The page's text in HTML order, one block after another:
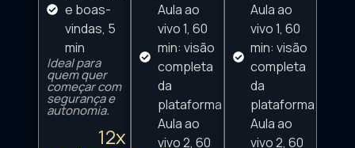
e boas-
vindas, 5
min
Ideal para
quem quer
começar com
segurança e
autonomia.
12x
Aula ao
vivo 1, 60
min: visão
completa
da
plataforma
Aula ao
vivo 2, 60
Aula ao
vivo 1, 60
min: visão
completa
da
plataforma
Aula ao
vivo 2, 60